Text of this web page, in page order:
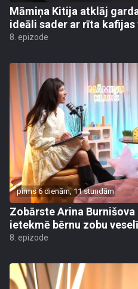
Māmiņa Kitija atklāj
ideāli sader ar rīta kafijas
8. epizode
pirms 6 dienām, 11 stundām
Zobārste Arina
ietekmē bērnu zobu
8. epizode